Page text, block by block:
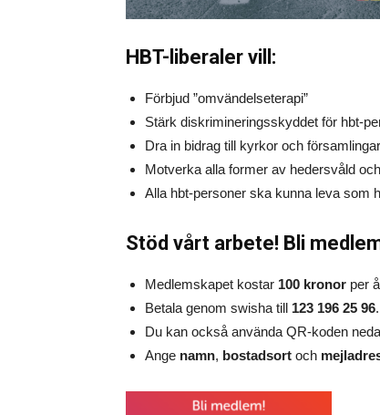
HBT-liberaler vill:
Förbjud ”omvändelseterapi”
Stärk diskrimineringsskyddet för hbt-
Dra in bidrag till kyrkor och
Motverka alla former av hedersvåld
Alla hbt-personer ska kunna leva som
Stöd vårt arbete! Bli
Medlemskapet kostar 100 kronor per
Betala genom swisha till 123 196 25 96.
Du kan också använda QR-koden
Ange namn, bostadsort och